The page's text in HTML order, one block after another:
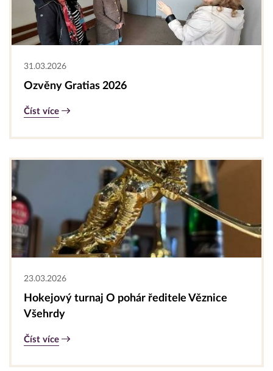
31.03.2026
Ozvěny Gratias 2026
Číst více
23.03.2026
Hokejový turnaj O pohár ředitele Věznice
Všehrdy
Číst více